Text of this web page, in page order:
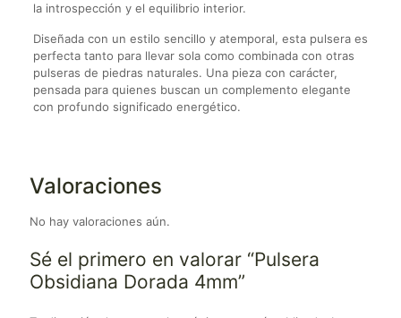
la introspección y el equilibrio interior.
Diseñada con un estilo sencillo y atemporal, esta pulsera es
perfecta tanto para llevar sola como combinada con otras
pulseras de piedras naturales. Una pieza con carácter,
pensada para quienes buscan un complemento elegante
con profundo significado energético.
Valoraciones
No hay valoraciones aún.
Sé el primero en valorar “Pulsera
Obsidiana Dorada 4mm”